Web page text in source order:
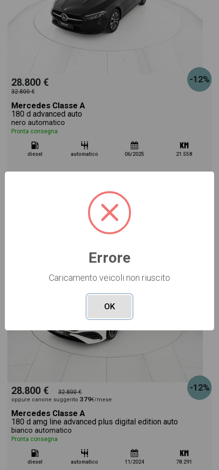
-12%
28.800 €
32.800 €
Mercedes Classe A
180 d advanced auto
nero automatico
Pronta consegna
diesel automatico 06/2025 21.558
Vai alla scheda >>
USATO Cod. 001U362802
-12%
28.800 € 32.800 €
oppure canone suggerito 379€/mese
Mercedes Classe A
180 d amg line advanced plus digital edition auto
bianco automatico
Pronta consegna
diesel automatico 11/2024 78.291
Errore
Caricamento veicoli non riuscito
OK